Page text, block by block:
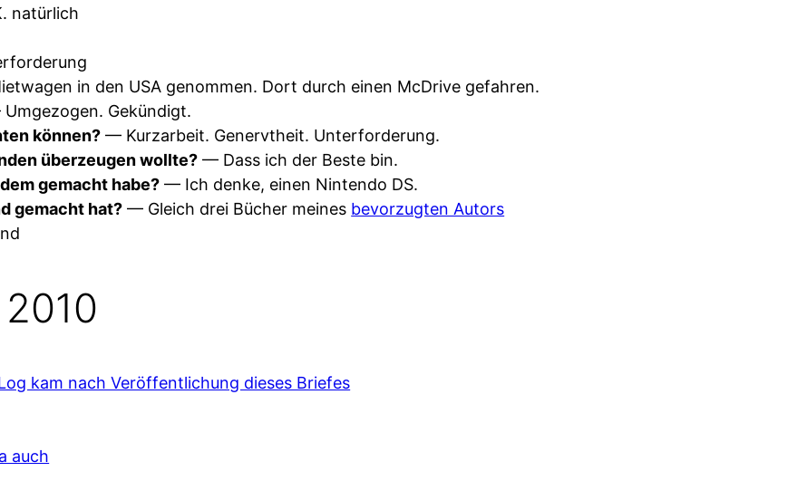
natürlich
in den USA genommen. Dort durch einen McDrive gefahren.
Gekündigt.
können? — Kurzarbeit. Genervtheit. Unterforderung.
überzeugen wollte? — Dass ich der Beste bin.
gemacht habe? — Ich denke, einen Nintendo DS.
gemacht hat? — Gleich drei Bücher meines bevorzugten Autors
kam nach Veröffentlichung dieses Briefes
auch